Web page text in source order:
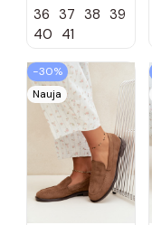
šokolado
spalvos Nesha
36 37 38 39
40 41
−30%
Nauja